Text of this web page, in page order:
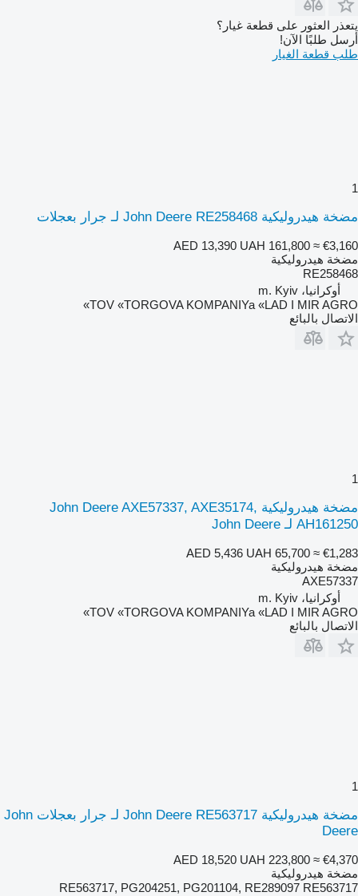
يتعذر العثور على قطعة غيار؟
أرسل طلبًا الآن!
طلب قطعة الغيار
1
مضخة هيدروليكية John Deere RE258468 لـ جرار بعجلات
AED 13,390 UAH 161,800 ≈ €3,160
مضخة هيدروليكية
RE258468
أوكرانيا، m. Kyiv
TOV «TORGOVA KOMPANIYa «LAD I MIR AGRO»
الاتصال بالبائع
1
مضخة هيدروليكية John Deere AXE57337, AXE35174,
AH161250 لـ John Deere
AED 5,436 UAH 65,700 ≈ €1,283
مضخة هيدروليكية
AXE57337
أوكرانيا، m. Kyiv
TOV «TORGOVA KOMPANIYa «LAD I MIR AGRO»
الاتصال بالبائع
1
مضخة هيدروليكية John Deere RE563717 لـ جرار بعجلات John
Deere
AED 18,520 UAH 223,800 ≈ €4,370
مضخة هيدروليكية
RE563717, PG204251, PG201104, RE289097 RE563717